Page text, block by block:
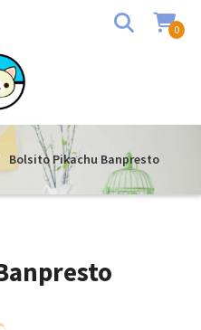
0
Bolsito Pikachu Banpresto